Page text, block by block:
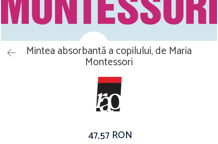
Mintea absorbantă a copilului, de Maria
Montessori
47,57 RON